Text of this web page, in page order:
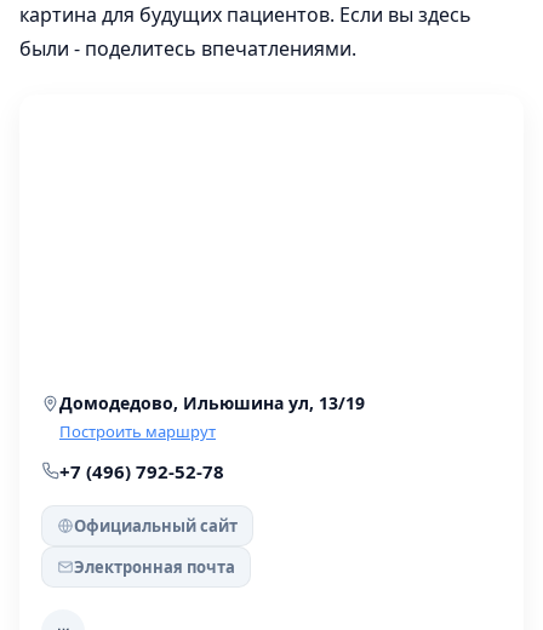
картина для будущих пациентов. Если вы здесь
были - поделитесь впечатлениями.
Домодедово, Ильюшина ул, 13/19
Построить маршрут
+7 (496) 792-52-78
Официальный сайт
Электронная почта